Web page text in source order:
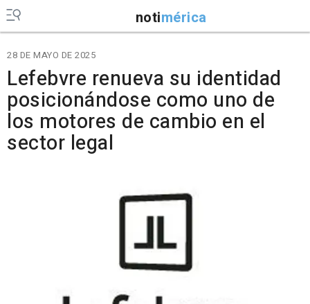
notimérica
28 DE MAYO DE 2025
Lefebvre renueva su identidad
posicionándose como uno de
los motores de cambio en el
sector legal